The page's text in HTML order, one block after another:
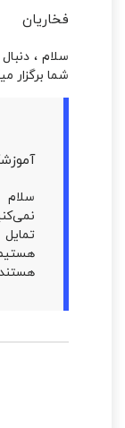
فخاریان
شما برگزار
سلام